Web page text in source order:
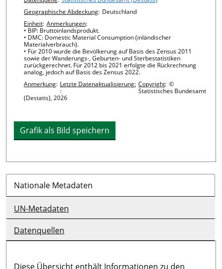
Geographische Abdeckung: Deutschland
Einheit: Anmerkungen:
• BIP: Bruttoinlandsprodukt.
• DMC: Domestic Material Consumption (inländischer
Materialverbrauch).
• Für 2010 wurde die Bevölkerung auf Basis des Zensus 2011
sowie der Wanderungs-, Geburten- und Sterbestatistiken
zurückgerechnet. Für 2012 bis 2021 erfolgte die Rückrechnung
analog, jedoch auf Basis des Zensus 2022.
Anmerkung: Letzte Datenaktualisierung:
:
Copyright: ©
Statistisches Bundesamt
(Destatis), 2026
Grafik als Bild speichern
Nationale Metadaten
UN-Metadaten
Datenquellen
Diese Übersicht enthält Informationen zu den